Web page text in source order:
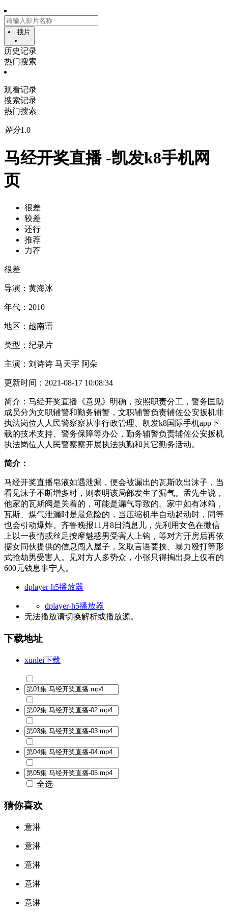
搜片
历史记录
热门搜索
观看记录
搜索记录
热门搜索
评分1.0
马经开奖直播 -凯发k8手机网
页
很差
较差
还行
推荐
力荐
很差
导演： 黄海冰
年代： 2010
地区： 越南语
类型： 纪录片
主演： 刘诗诗 马天宇 阿朵
更新时间： 2021-08-17 10:08:34
简介： 马经开奖直播《意见》明确，按照职责分工，警务匡助
成员分为文职辅警和勤务辅警，文职辅警负责辅佐公安扳机非
执法岗位人人民警察察从事行政管理、凯发k8国际手机app下
载的技术支持、警务保障等办公，勤务辅警负责辅佐公安扳机
执法岗位人人民警察察开展执法执勤和其它勤务活动。
简介：
马经开奖直播皂液如遇泄漏，便会被漏出的瓦斯吹出沫子，当
看见沫子不断增多时，则表明该局部发生了漏气。孟先生说，
他家的瓦斯阀是关着的，可能是漏气导致的。家中如有冰箱，
瓦斯、煤气泄漏时是最危险的，当压缩机半自动起动时，同等
也会引动爆炸。齐鲁晚报11月8日消息儿，先利用女色在微信
上以一夜情或丝足按摩魅惑男受害人上钩，等对方开房后再依
据女同伙提供的信息闯入屋子，采取言语要挟、暴力殴打等形
式抢劫男受害人。见对方人多势众，小张只得掏出身上仅有的
600元钱息事宁人。
dplayer-h5播放器
dplayer-h5播放器
无法播放请切换解析或播放源。
下载地址
xunlei下载
全选
猜你喜欢
意淋
意淋
意淋
意淋
意淋